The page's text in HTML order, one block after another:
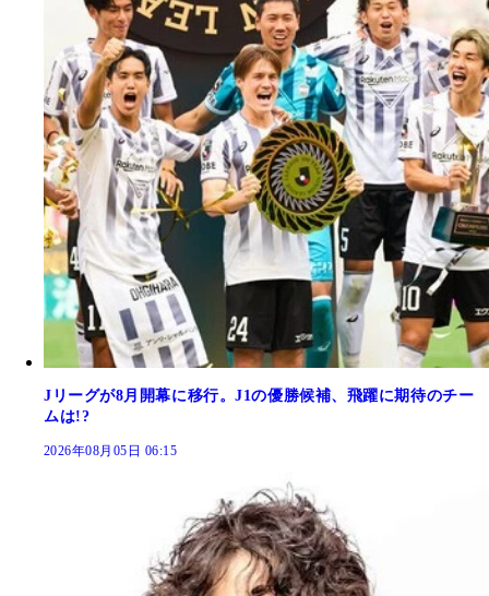
Jリーグが8月開幕に移行。J1の優勝候補、飛躍に期待のチー
ムは!?
2026年08月05日 06:15